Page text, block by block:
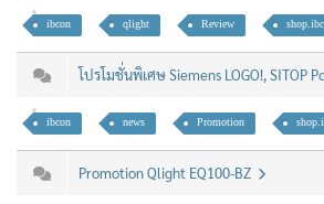
ibcon qlight Review
โปรโมชั่นพิเศษ Siemens LOGO!, SITOP
ibcon news Promotion
Promotion Qlight EQ100-BZ